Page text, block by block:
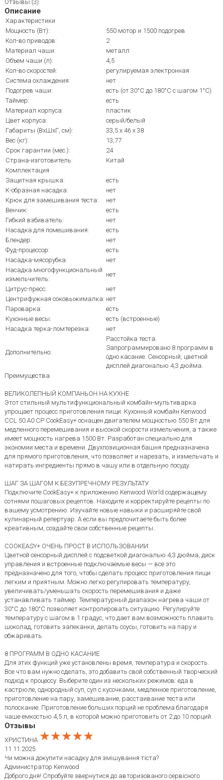
Отзывы (3)
Описание
Характеристики
Мощность (Вт):
550 мотор и 1500 подогрев
Кол-во приводов:
2
Материал чаши:
металл
Объем чаши (л):
4,5
Кол-во скоростей:
регулируемая электронная
Система охлаждения:
нет
Подогрев чаши:
есть (от 30°C до 180°C с шагом 1°C)
Таймер:
есть
Материал корпуса:
пластик
Цвет корпуса:
серый/белый
Габариты (ВхШхГ, см):
33,5 х 46 х 38
Вес (кг):
13,77
Срок гарантии (мес.):
24
Страна-изготовитель:
Китай
Комплектация
Защитная крышка:
есть
К-образная насадка:
нет
Крюк для замешивания теста:
нет
Венчик:
есть
Гибкий взбиватель:
нет
Насадка для помешивания:
есть
Блендер:
нет
Фуд-процессор:
есть
Насадка-мясорубка:
нет
Насадка многофункциональный
измельчитель:
нет
Цитрус-пресс:
нет
Центрифужная соковыжималка: нет
Пароварка:
есть
Кухонные весы:
есть (встроенные)
Насадка терка-ломтерезка:
нет
Дополнительно:
Расстойка теста.
Запрограммировано 8 программ в
одно касание. Сенсорный, цветной
дисплей диагональю 4,3 дюйма.
Преимущества
ВЕЛИКОЛЕПНЫЙ КОМПАНЬОН НА КУХНЕ
Этот стильный мультифункциональный комбайн-мультиварка
упрощает процесс приготовления пищи. Кухонный комбайн Kenwood
CCL 50.A0 CP CookEasy+ оснащен двигателем мощностью 550 Вт для
медленного перемешивания и высокой скорости измельчения, а также
имеет мощность нагрева 1500 Вт. Разработан специально для
экономии места и времени. Двухпозиционная башня предназначена
для прямого приготовления, что позволяет и нарезать, и измельчать и
натирать ингредиенты прямо в чашу или в отдельную посуду.
ШАГ ЗА ШАГОМ К БЕЗУПРЕЧНОМУ РЕЗУЛЬТАТУ
Подключите CookEasy+ к приложению Kenwood World содержащему
сотнями пошаговых рецептов. Находите и корректируйте рецепты по
вашему усмотрению. Изучайте новые навыки и расширяйте свой
кулинарный репертуар. А если вы предпочитаете быть более
креативным, создайте свои собственные рецепты.
COOKEASY+ ОЧЕНЬ ПРОСТ В ИСПОЛЬЗОВАНИИ
Цветной сенсорный дисплей с подсветкой диагональю 4,3 дюйма, диск
управления и встроенные подключаемые весы — все это
предназначено для того, чтобы сделать процесс приготовления пищи
легким и приятным. Можно легко регулировать температуру,
увеличивать/уменьшать скорость перемешивания и даже
устанавливать таймер. Температурный диапазон нагрева чаши от
30°C до 180°C позволяет контролировать ситуацию. Регулируйте
температуру с шагом в 1 градус, что дает вам возможность плавить
шоколад, готовить запеканки, делать соусы, готовить на пару и
обжаривать.
8 ПРОГРАММ В ОДНО КАСАНИЕ
Для этих функций уже установлены время, температура и скорость.
Все что вам нужно сделать, это добавить свой собственный творческий
подход к процессу. Выберите один из нескольких режимов: еда в
кастрюле, однородный суп, суп с кусочками, медленное приготовление,
приготовление на пару, замешивание, расстаивание теста или
полоскание. Приготовление больших порций не проблема благодаря
чаше емкостью 4,5 л, в которой можно приготовить от 2 до 10 порций.
Отзывы
ХРИСТИНА ★★★★★
★★★★★
★★★★★
11.11.2025
Чи можна докупити насадку для змішування тіста?
Администратор Kenwood
Доброго дня! Спробуйте звернутися до авторизованого сервісного